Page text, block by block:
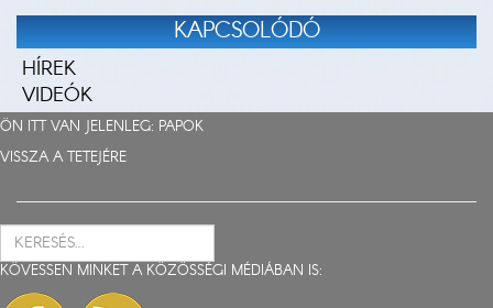
KAPCSOLÓDÓ
HÍREK
VIDEÓK
ÖN ITT VAN JELENLEG: PAPOK
VISSZA A TETEJÉRE
KÖVESSEN MINKET A KÖZÖSSÉGI MÉDIÁBAN IS: